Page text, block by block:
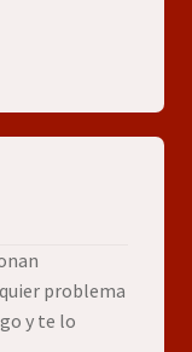
problema
y te lo